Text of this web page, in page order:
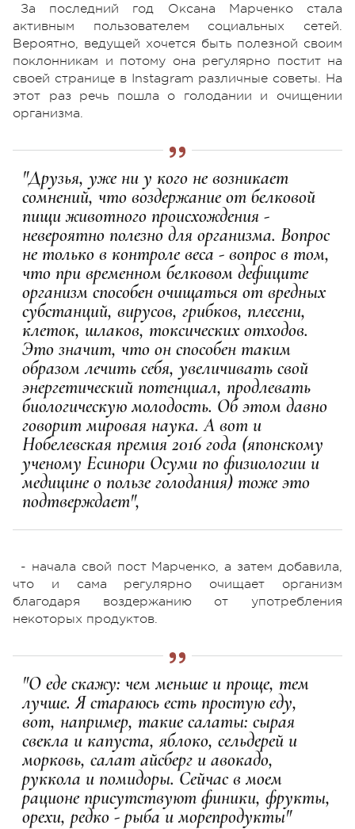
За последний год Оксана Марченко стала
активным пользователем социальных сетей.
Вероятно, ведущей хочется быть полезной своим
поклонникам и потому она регулярно постит на
своей странице в Instagram различные советы. На
этот раз речь пошла о голодании и очищении
организма.
"Друзья, уже ни у кого не возникает
сомнений, что воздержание от белковой
пищи животного происхождения -
невероятно полезно для организма. Вопрос
не только в контроле веса - вопрос в том,
что при временном белковом дефиците
организм способен очищаться от вредных
субстанций, вирусов, грибков, плесени,
клеток, шлаков, токсических отходов.
Это значит, что он способен таким
образом лечить себя, увеличивать свой
энергетический потенциал, продлевать
биологическую молодость. Об этом давно
говорит мировая наука. А вот и
Нобелевская премия 2016 года (японскому
ученому Есинори Осуми по физиологии и
медицине о пользе голодания) тоже это
подтверждает",
- начала свой пост Марченко, а затем добавила,
что и сама регулярно очищает организм
благодаря воздержанию от употребления
некоторых продуктов.
"О еде скажу: чем меньше и проще, тем
лучше. Я стараюсь есть простую еду,
вот, например, такие салаты: сырая
свекла и капуста, яблоко, сельдерей и
морковь, салат айсберг и авокадо,
руккола и помидоры. Сейчас в моем
рационе присутствуют финики, фрукты,
орехи, редко - рыба и морепродукты"